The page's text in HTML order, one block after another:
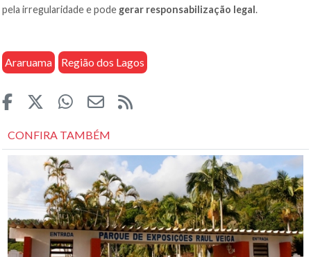
pela irregularidade e pode gerar responsabilização legal.
Araruama Região dos Lagos
CONFIRA TAMBÉM